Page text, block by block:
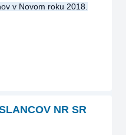
v Novom roku 2018.
NR SR